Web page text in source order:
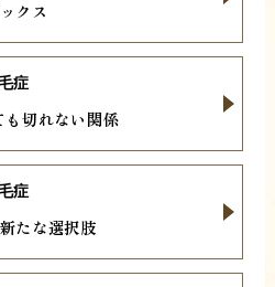
クス
切れない関係
症
たな選択肢
症